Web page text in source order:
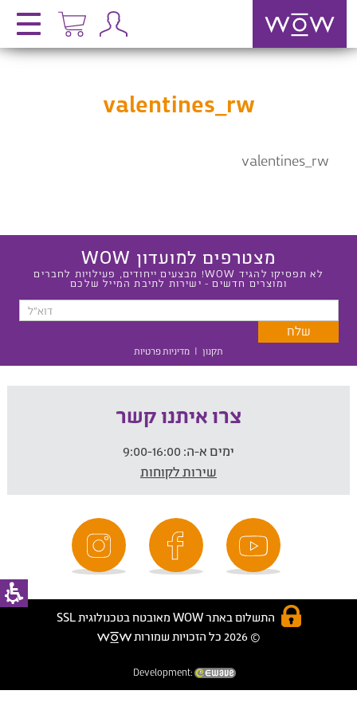
valentines_rw
valentines_rw
מצטרפים למועדון WOW
לא תפסיקו להגיד WOW! מבצעים ייחודים, פעילויות לחברים
ומוצרים חדשים - ישירות לתיבת המייל שלכם
תקנון | מדיניות פרטיות
צרו איתנו קשר
ימים א-ה:
שירות לקוחות
התשלום באתר WOW מאובטח בטכנולוגית SSL
© 2026 כל הזכויות שמורות
Development: